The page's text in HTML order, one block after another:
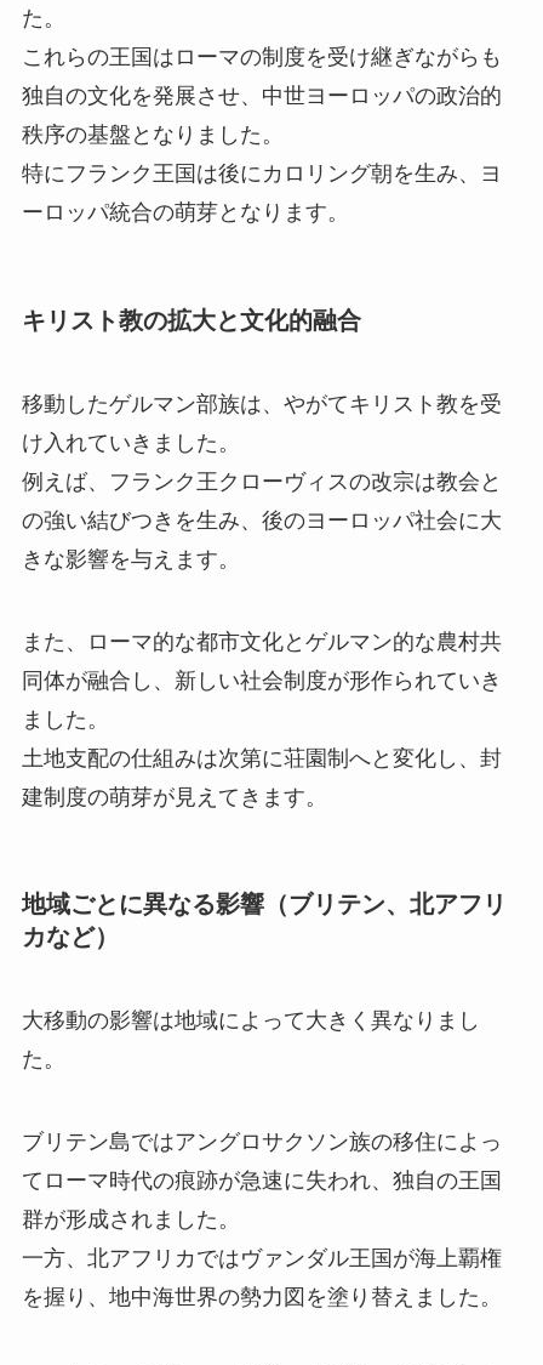
た。
これらの王国はローマの制度を受け継ぎながらも
独自の文化を発展させ、中世ヨーロッパの政治的
秩序の基盤となりました。
特にフランク王国は後にカロリング朝を生み、ヨ
ーロッパ統合の萌芽となります。
キリスト教の拡大と文化的融合
移動したゲルマン部族は、やがてキリスト教を受
け入れていきました。
例えば、フランク王クローヴィスの改宗は教会と
の強い結びつきを生み、後のヨーロッパ社会に大
きな影響を与えます。
また、ローマ的な都市文化とゲルマン的な農村共
同体が融合し、新しい社会制度が形作られていき
ました。
土地支配の仕組みは次第に荘園制へと変化し、封
建制度の萌芽が見えてきます。
地域ごとに異なる影響（ブリテン、北アフリ
カなど）
大移動の影響は地域によって大きく異なりまし
た。
ブリテン島ではアングロサクソン族の移住によっ
てローマ時代の痕跡が急速に失われ、独自の王国
群が形成されました。
一方、北アフリカではヴァンダル王国が海上覇権
を握り、地中海世界の勢力図を塗り替えました。